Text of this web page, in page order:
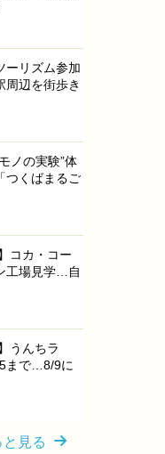
ーリズム参加
周辺を街歩き
ノの実験”体
つくばまるご
コカ・コー
工場見学…自
うんちラ
まで…8/9に
見る